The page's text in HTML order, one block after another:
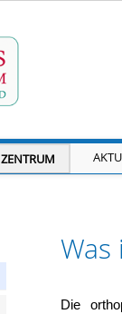
ZENTRUM
Die